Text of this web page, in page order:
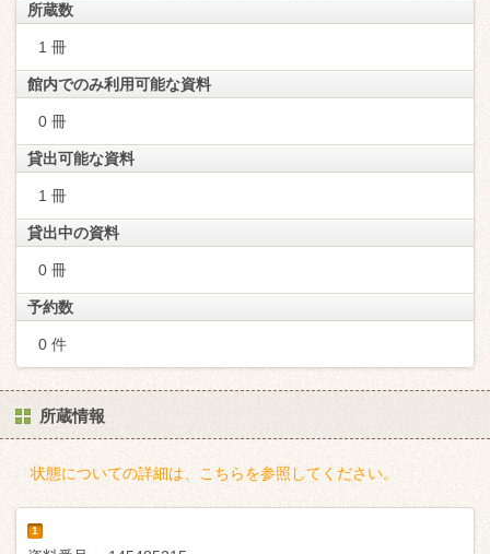
所蔵数
1 冊
館内でのみ利用可能な資料
0 冊
貸出可能な資料
1 冊
貸出中の資料
0 冊
予約数
0 件
所蔵情報
状態についての詳細は、こちらを参照してください。
1